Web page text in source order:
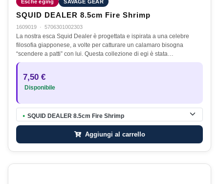
Esche eging SAVAGE GEAR
SQUID DEALER 8.5cm Fire Shrimp
1609019 · 5706301002303
La nostra esca Squid Dealer è progettata e ispirata a una celebre
filosofia giapponese, a volte per catturare un calamaro bisogna
“scendere a patti” con lui. Questa collezione di egi è stata…
7,50 €
Disponibile
● SQUID DEALER 8.5cm Fire Shrimp
Aggiungi al carrello